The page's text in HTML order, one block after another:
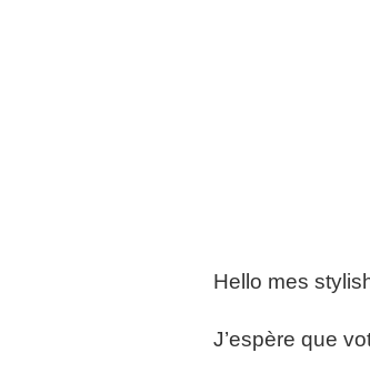
Hello mes
J’espère que